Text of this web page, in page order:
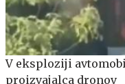
V eksploziji
proizvajalca dronov